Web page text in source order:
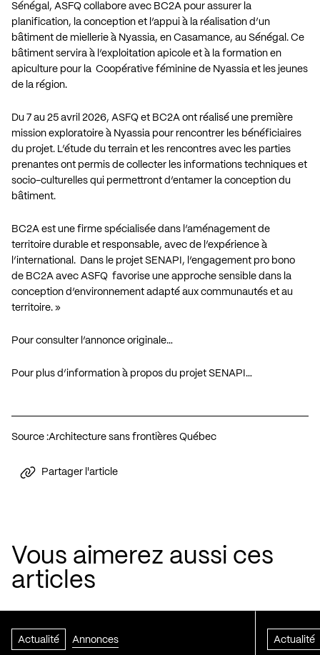
Sénégal, ASFQ collabore avec BC2A pour assurer la
planification, la conception et l’appui à la réalisation d’un
bâtiment de miellerie à Nyassia, en Casamance, au Sénégal. Ce
bâtiment servira à l’exploitation apicole et à la formation en
apiculture pour la Coopérative féminine de Nyassia et les jeunes
de la région.
Du 7 au 25 avril 2026, ASFQ et BC2A ont réalisé une première
mission exploratoire à Nyassia pour rencontrer les bénéficiaires
du projet. L’étude du terrain et les rencontres avec les parties
prenantes ont permis de collecter les informations techniques et
socio-culturelles qui permettront d’entamer la conception du
bâtiment.
BC2A est une firme spécialisée dans l’aménagement de
territoire durable et responsable, avec de l’expérience à
l’international. Dans le projet SENAPI, l’engagement pro bono
de BC2A avec ASFQ favorise une approche sensible dans la
conception d’environnement adapté aux communautés et au
territoire. »
Pour consulter l’annonce originale…
Pour plus d’information à propos du projet SENAPI…
Source :Architecture sans frontières Québec
Partager l'article
Vous aimerez aussi ces
articles
Actualité Annonces Actualité